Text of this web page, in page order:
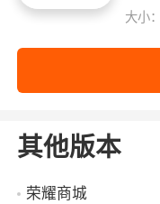
大小
其他版本
荣耀商城